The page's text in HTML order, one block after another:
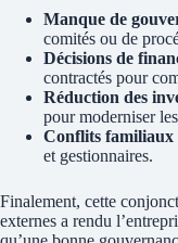
Manque de
comités ou de
Décisions de
contractés pour
Réduction des
pour moderniser
Conflits familiaux
et gestionnaires.
Finalement, cette
externes a rendu